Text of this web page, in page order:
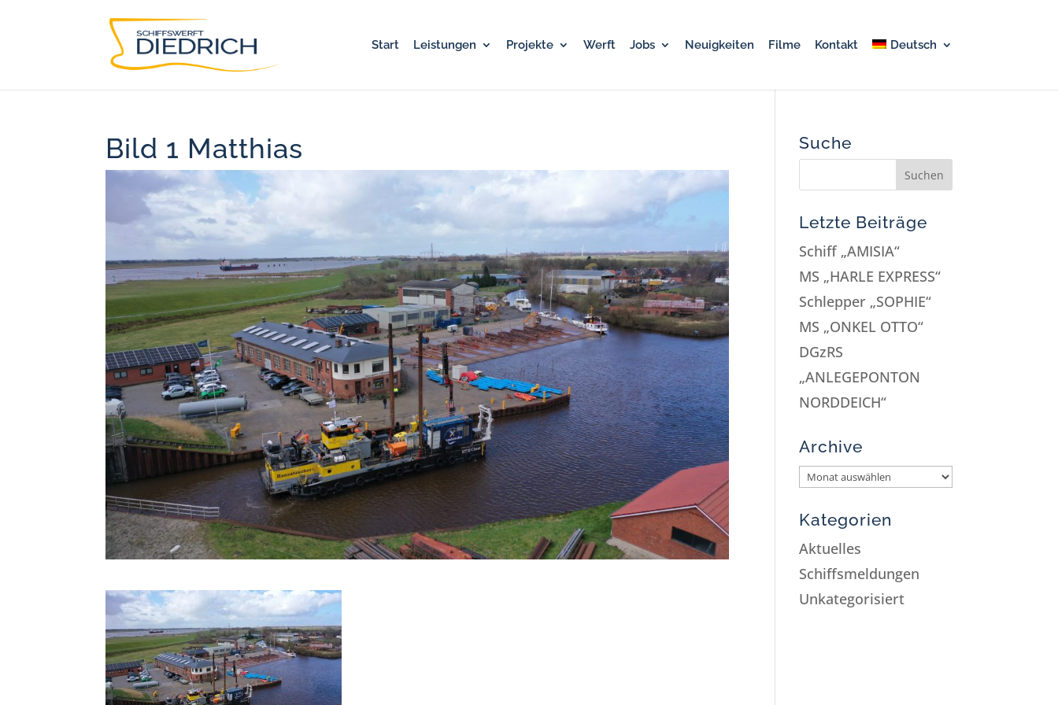
Start Leistungen Projekte Werft Jobs Neuigkeiten Filme Kontakt Deutsch
Bild 1 Matthias Suche
Letzte Beiträge
Schiff „AMISIA“
MS „HARLE EXPRESS“
Schlepper „SOPHIE“
MS „ONKEL OTTO“
DGzRS
„ANLEGEPONTON
NORDDEICH“
Archive
Kategorien
Aktuelles
Schiffsmeldungen
Unkategorisiert